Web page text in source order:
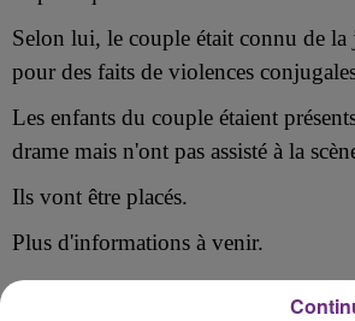
Selon lui, le couple était connu de la
pour des faits de violences
Les enfants du couple étaient
drame mais n'ont pas assisté à la
Ils vont être placés.
Plus d'informations à venir.